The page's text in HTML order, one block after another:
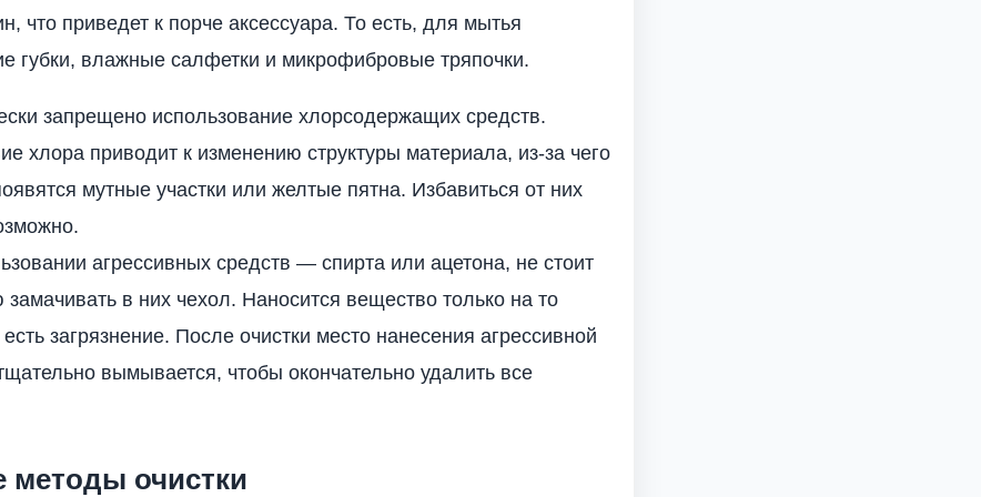
что приведет к порче аксессуара. То есть, для мытья
губки, влажные салфетки и микрофибровые тряпочки.
запрещено использование хлорсодержащих средств.
хлора приводит к изменению структуры материала, из-за чего
мутные участки или желтые пятна. Избавиться от них
агрессивных средств — спирта или ацетона, не стоит
замачивать в них чехол. Наносится вещество только на то
загрязнение. После очистки место нанесения агрессивной
вымывается, чтобы окончательно удалить все
методы очистки